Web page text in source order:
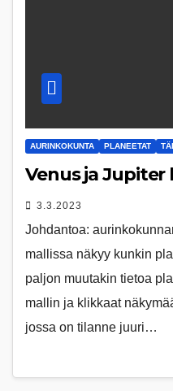
AURINKOKUNTA PLANEETAT
Venus ja Jupiter
3.3.2023
Johdantoa:
mallissa näkyy kunkin
paljon muutakin tietoa
mallin ja klikkaat
jossa on tilanne juuri…